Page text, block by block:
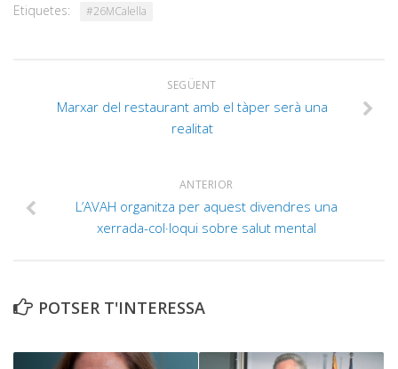
Etiquetes: #26MCalella
SEGÜENT
Marxar del restaurant amb el tàper serà una
realitat
ANTERIOR
L’AVAH organitza per aquest divendres una
xerrada-col·loqui sobre salut mental
POTSER T'INTERESSA